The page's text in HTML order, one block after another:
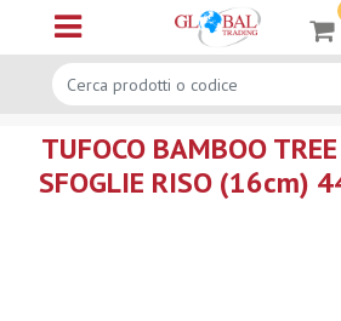
Open menu
TUFOCO BAMBOO
SFOGLIE RISO (16cm)